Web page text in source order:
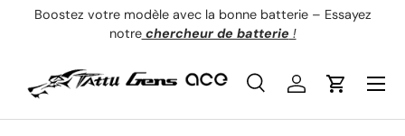
Aller au contenu
Boostez votre modèle avec la bonne batterie – Essayez
notrechercheur de batterie !
Recherche
Type de produit
RechercheSe connecter
Panier
Menu